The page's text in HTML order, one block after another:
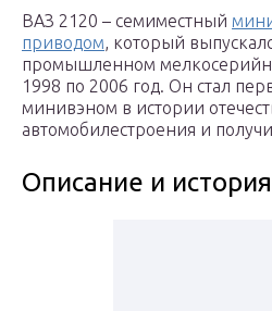
ВАЗ 2120 – семиместный
приводом, который
промышленном
1998 по 2006 год. Он стал
минивэном в истории
автомобилестроения и
Описание и